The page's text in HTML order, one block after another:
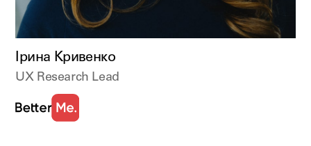
Ірина Кривенко
UX Research Lead